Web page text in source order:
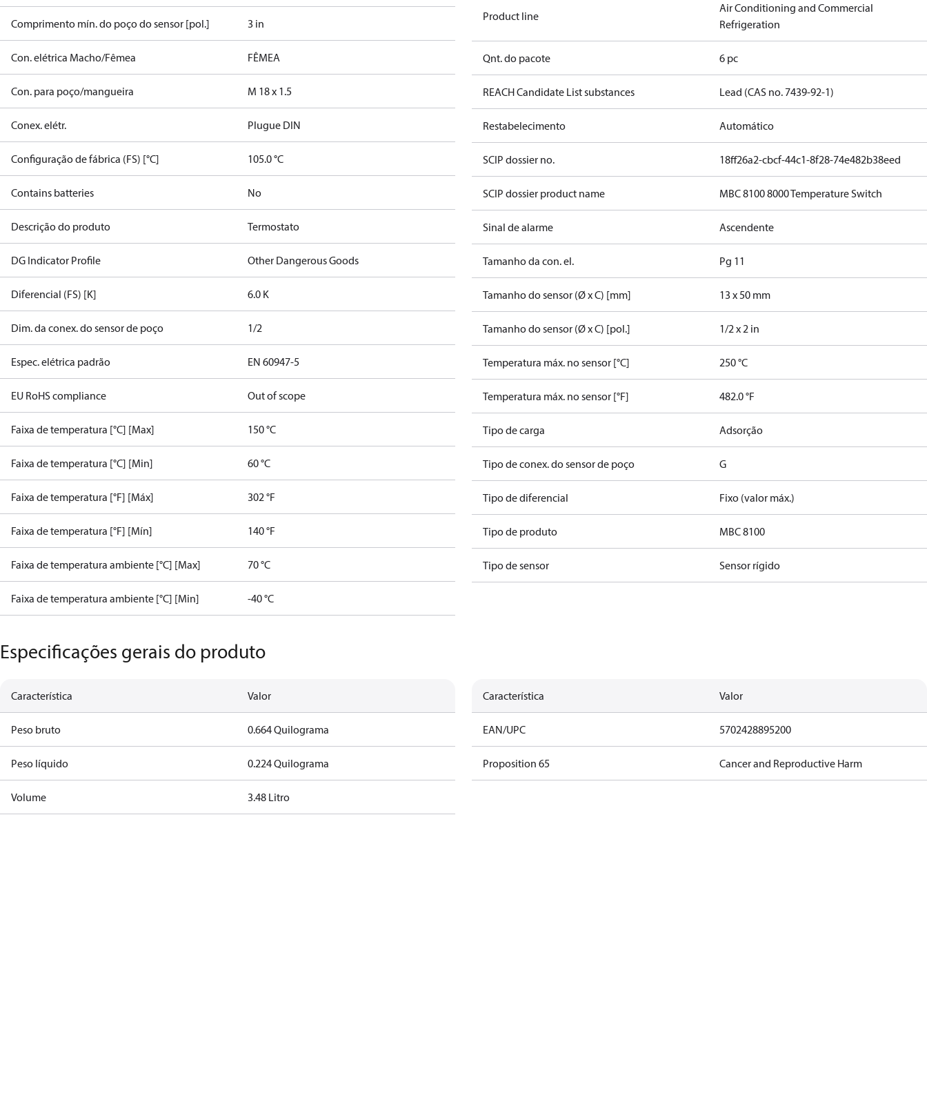
Comprimento mín. do poço do sensor [pol.] 3 in
Con. elétrica Macho/Fêmea FÊMEA
Con. para poço/mangueira M 18 x 1.5
Conex. elétr. Plugue DIN
Configuração de fábrica (FS) [°C] 105.0 °C
Contains batteries No
Descrição do produto Termostato
DG Indicator Profile Other Dangerous Goods
Diferencial (FS) [K] 6.0 K
Dim. da conex. do sensor de poço 1/2
Espec. elétrica padrão EN 60947-5
EU RoHS compliance Out of scope
Faixa de temperatura [°C] [Max] 150 °C
Faixa de temperatura [°C] [Min] 60 °C
Faixa de temperatura [°F] [Máx] 302 °F
Faixa de temperatura [°F] [Mín] 140 °F
Faixa de temperatura ambiente [°C] [Max] 70 °C
Faixa de temperatura ambiente [°C] [Min] -40 °C
Product line
Air Conditioning and Commercial
Refrigeration
Qnt. do pacote 6 pc
REACH Candidate List substances Lead (CAS no. 7439-92-1)
Restabelecimento Automático
SCIP dossier no. 18ff26a2-cbcf-44c1-8f28-74e482b38eed
SCIP dossier product name MBC 8100 8000 Temperature Switch
Sinal de alarme Ascendente
Tamanho da con. el. Pg 11
Tamanho do sensor (Ø x C) [mm] 13 x 50 mm
Tamanho do sensor (Ø x C) [pol.] 1/2 x 2 in
Temperatura máx. no sensor [°C] 250 °C
Temperatura máx. no sensor [°F] 482.0 °F
Tipo de carga Adsorção
Tipo de conex. do sensor de poço G
Tipo de diferencial Fixo (valor máx.)
Tipo de produto MBC 8100
Tipo de sensor Sensor rígido
Especificações gerais do produto
Característica Valor
Peso bruto 0.664 Quilograma
Peso líquido 0.224 Quilograma
Volume 3.48 Litro
Característica Valor
EAN/UPC 5702428895200
Proposition 65 Cancer and Reproductive Harm